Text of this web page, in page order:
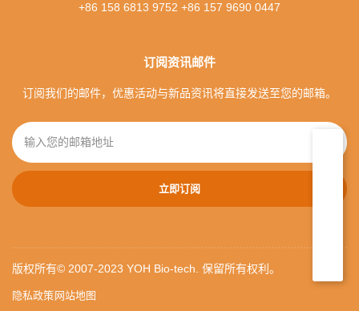
+86 158 6813 9752 +86 157 9690 0447
订阅资讯邮件
订阅我们的邮件，优惠活动与新品资讯将直接发送至您的邮箱。
立即订阅
版权所有© 2007-2023 YOH Bio-tech. 保留所有权利。
隐私政策 网站地图